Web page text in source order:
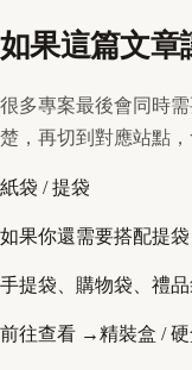
如果這篇文章
很多專案最後會同時
楚，再切到對應站點
紙袋 / 提袋
如果你還需要搭配提袋
手提袋、購物袋、禮品
前往查看 →精裝盒 /